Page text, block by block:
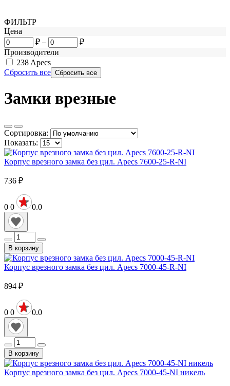
ФИЛЬТР
Цена
₽ –
₽
Производители
238 Apecs
Сбросить все
Замки врезные
Сортировка:
Показать:
Корпус врезного замка без цил. Apecs 7600-25-R-NI
736 ₽
0 0 0.0
В корзину
Корпус врезного замка без цил. Apecs 7000-45-R-NI
894 ₽
0 0 0.0
В корзину
Корпус врезного замка без цил. Apecs 7000-45-NI никель